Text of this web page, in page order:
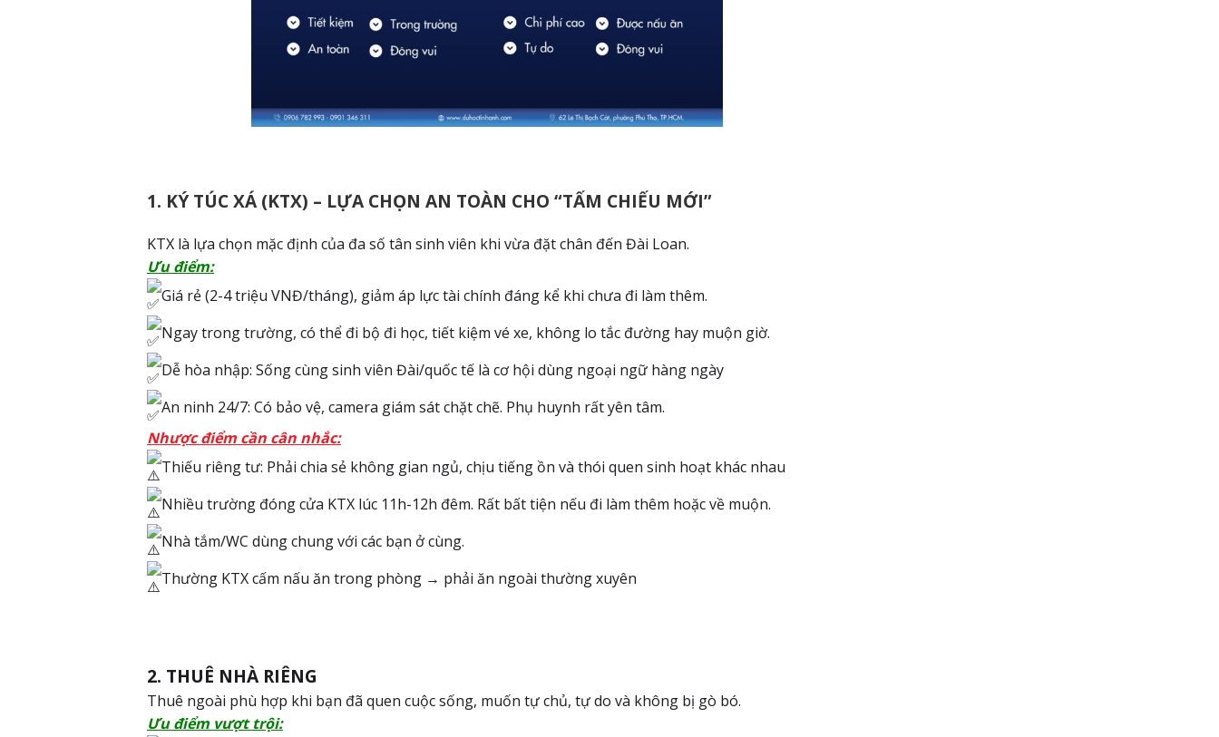
1. KÝ TÚC XÁ (KTX) – LỰA CHỌN AN TOÀN CHO “TẤM CHIẾU MỚI”
KTX là lựa chọn mặc định của đa số tân sinh viên khi vừa đặt chân đến Đài Loan.
Ưu điểm:
Giá rẻ (2-4 triệu VNĐ/tháng), giảm áp lực tài chính đáng kể khi chưa đi làm thêm.
Ngay trong trường, có thể đi bộ đi học, tiết kiệm vé xe, không lo tắc đường hay muộn giờ.
Dễ hòa nhập: Sống cùng sinh viên Đài/quốc tế là cơ hội dùng ngoại ngữ hàng ngày
An ninh 24/7: Có bảo vệ, camera giám sát chặt chẽ. Phụ huynh rất yên tâm.
Nhược điểm cần cân nhắc:
Thiếu riêng tư: Phải chia sẻ không gian ngủ, chịu tiếng ồn và thói quen sinh hoạt khác nhau
Nhiều trường đóng cửa KTX lúc 11h-12h đêm. Rất bất tiện nếu đi làm thêm hoặc về muộn.
Nhà tắm/WC dùng chung với các bạn ở cùng.
Thường KTX cấm nấu ăn trong phòng → phải ăn ngoài thường xuyên
2. THUÊ NHÀ RIÊNG
Thuê ngoài phù hợp khi bạn đã quen cuộc sống, muốn tự chủ, tự do và không bị gò bó.
Ưu điểm vượt trội: